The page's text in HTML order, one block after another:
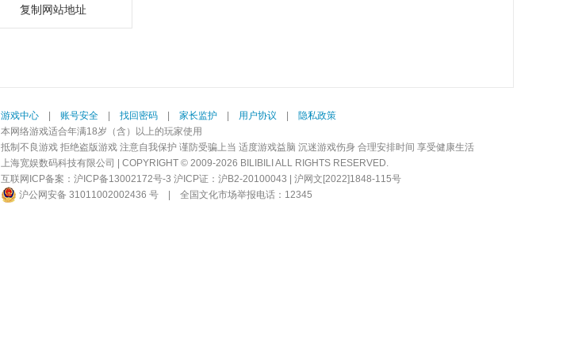
复制网站地址
游戏中心 账号安全 找回密码 家长监护 用户协议
隐私政策
本网络游戏适合年满18岁（含）以上的玩家使用
抵制不良游戏 拒绝盗版游戏 注意自我保护 谨防受骗上当 适度游戏益脑 沉迷游戏伤身 合理安排时间 享受健康生活
上海宽娱数码科技有限公司 | COPYRIGHT © 2009-2026 BILIBILI ALL RIGHTS RESERVED.
互联网ICP备案： 沪ICP备13002172号-3 沪ICP证：沪B2-20100043 | 沪网文[2022]1848-115号
沪公网安备 31011002002436 号
全国文化市场举报电话：12345